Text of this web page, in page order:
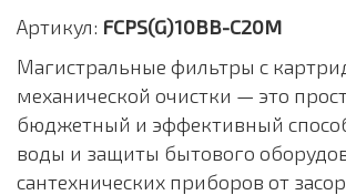
Артикул: FCPS(G)10BB-C20M
Магистральные фильтры с
механической очистки — это
бюджетный и эффективный
воды и защиты бытового
сантехнических приборов от